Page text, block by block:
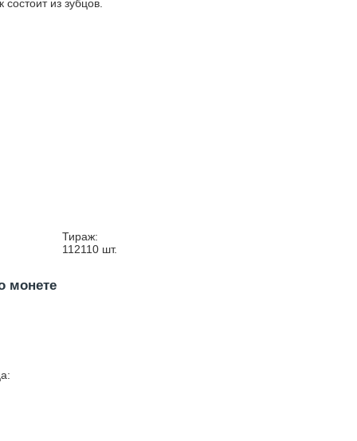
состоит из зубцов.
Тираж:
112110 шт.
монете